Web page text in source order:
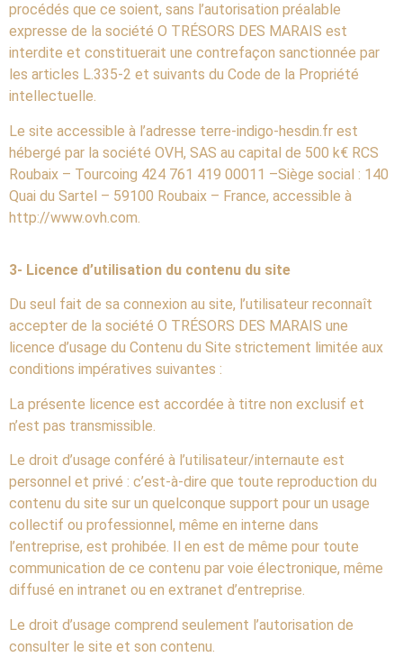
procédés que ce soient, sans l’autorisation préalable
expresse de la société O TRÉSORS DES MARAIS est
interdite et constituerait une contrefaçon sanctionnée par
les articles L.335-2 et suivants du Code de la Propriété
intellectuelle.
Le site accessible à l’adresse terre-indigo-hesdin.fr est
hébergé par la société OVH, SAS au capital de 500 k€ RCS
Roubaix – Tourcoing 424 761 419 00011 –Siège social : 140
Quai du Sartel – 59100 Roubaix – France, accessible à
http://www.ovh.com.
3- Licence d’utilisation du contenu du site
Du seul fait de sa connexion au site, l’utilisateur reconnaît
accepter de la société O TRÉSORS DES MARAIS une
licence d’usage du Contenu du Site strictement limitée aux
conditions impératives suivantes :
La présente licence est accordée à titre non exclusif et
n’est pas transmissible.
Le droit d’usage conféré à l’utilisateur/internaute est
personnel et privé : c’est-à-dire que toute reproduction du
contenu du site sur un quelconque support pour un usage
collectif ou professionnel, même en interne dans
l’entreprise, est prohibée. Il en est de même pour toute
communication de ce contenu par voie électronique, même
diffusé en intranet ou en extranet d’entreprise.
Le droit d’usage comprend seulement l’autorisation de
consulter le site et son contenu.